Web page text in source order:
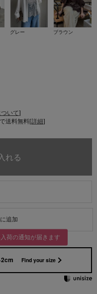
グレー ブラウン
いて]
送料無料[詳細]
追加
荷の通知が届きます
Find your size